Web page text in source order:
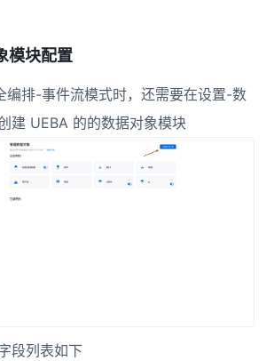
模块配置
编排-事件流模式时，还需要在设置-数
建 UEBA 的的数据对象模块
段列表如下